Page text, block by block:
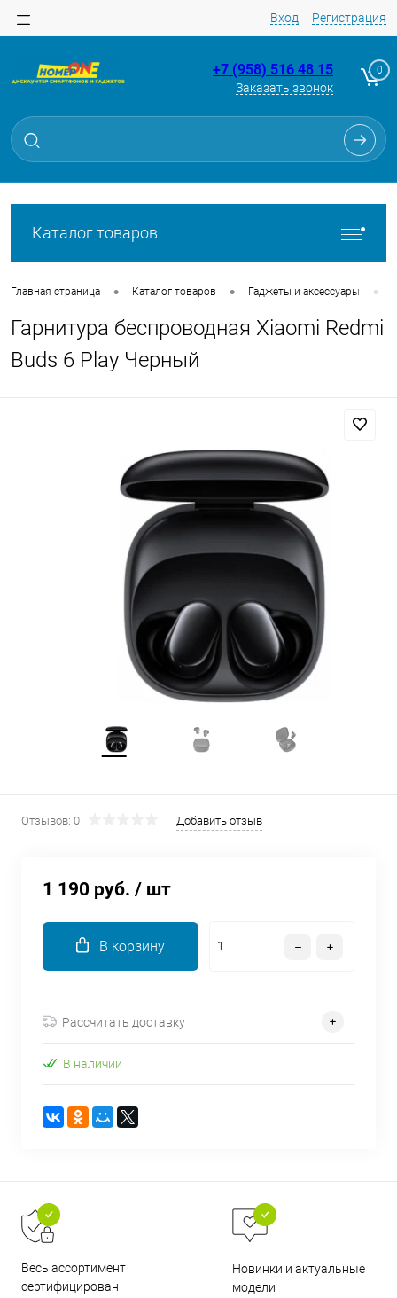
Вход Регистрация
+7 (958) 516 48 15
Заказать звонок
0
Каталог товаров
Главная страница • Каталог товаров • Гаджеты и аксессуары •
Гарнитура беспроводная Xiaomi Redmi
Buds 6 Play Черный
Отзывов: 0 Добавить отзыв
1 190 руб. / шт
В корзину
Рассчитать доставку
В наличии
Весь ассортимент
сертифицирован
Новинки и актуальные
модели
Для клиентов всех банков
Разбейте
без переплат
Сегодня
Оплачивайте сегодня только
% картой любого банка
Получайте товар
выбранный способом
Оставшиеся
% будут
списыватьсяс вашей карты
каждые 2 недели
Подробнее
об оплате Плайтом
раз в 2
недели
8 800 302-02-51
plait.ru